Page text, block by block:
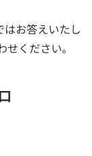
はお答えいたし
ください。